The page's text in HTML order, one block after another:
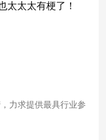
太太太有梗了！
力求提供最具行业参